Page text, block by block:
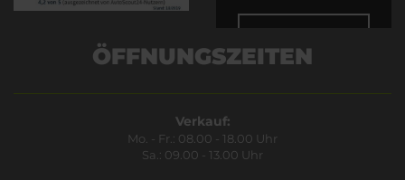
ÖFFNUNGSZEITEN
Verkauf:
Mo. - Fr.: 08.00 - 18.00 Uhr
Sa.: 09.00 - 13.00 Uhr